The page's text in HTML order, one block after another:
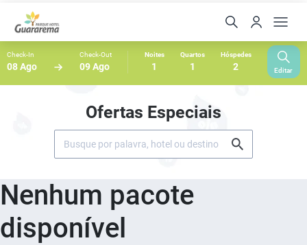
Check-In
08 Ago
Check-Out
09 Ago
Noites
1
Quartos
1
Hóspedes
2 Editar
Ofertas Especiais
Nenhum pacote
disponível